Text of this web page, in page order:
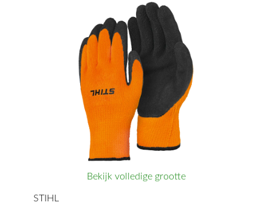
Bekijk volledige grootte
STIHL